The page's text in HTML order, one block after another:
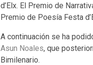
d’Elx. El Premio de
Premio de Poesía Festa
A continuación se ha
Asun Noales, que
Bimilenario.